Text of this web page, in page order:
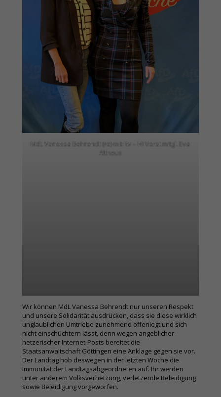
MdL Vanessa Behrendt (re) mit Kv – HI Vorst.mitgl. Eva
Althaus
Wir können MdL Vanessa Behrendt nur unseren Respekt
und unsere Solidarität ausdrücken, dass sie diese wirklich
unglaublichen Umtriebe zunehmend offenlegt und sich
nicht einschüchtern lässt, denn wegen angeblicher
hetzerischer Internet-Posts bereitet die
Staatsanwaltschaft Göttingen eine Anklage gegen sie vor.
Der Landtag hob deswegen in der letzten Woche die
Immunität der Landtagsabgeordneten auf. Ihr werden
unter anderem Volksverhetzung, verletzende Beleidigung
sowie Beleidigung vorgeworfen.